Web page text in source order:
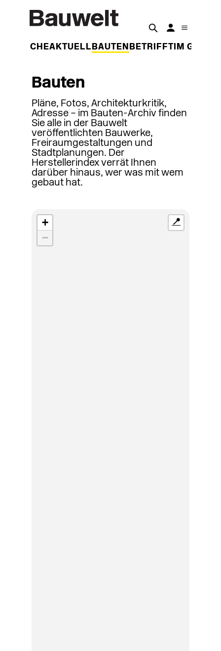
WOCHEAKTUELL BAUTEN BETRIFFT IM
Bauten
Pläne, Fotos, Architekturkritik,
Adresse – im Bauten-Archiv finden
Sie alle in der Bauwelt
veröffentlichten Bauwerke,
Freiraumgestaltungen und
Stadtplanungen. Der
Herstellerindex verrät Ihnen
darüber hinaus, wer was mit wem
gebaut hat.
+
−
📍